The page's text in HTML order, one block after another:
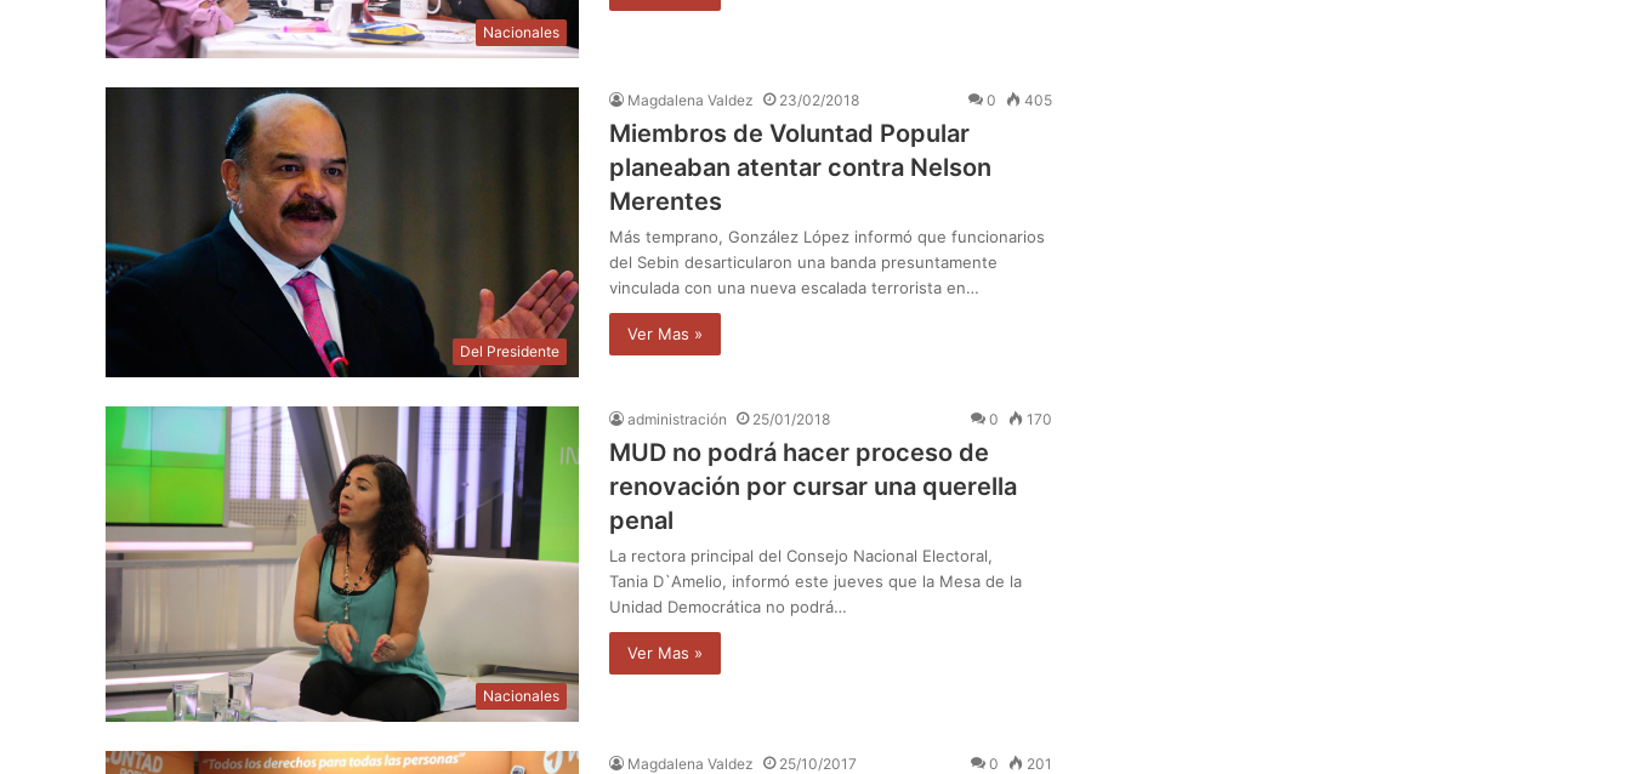
Nacionales
Del Presidente
Magdalena Valdez 23/02/2018 0 405
Miembros de Voluntad Popular
planeaban atentar contra Nelson
Merentes
Más temprano, González López informó que funcionarios
del Sebin desarticularon una banda presuntamente
vinculada con una nueva escalada terrorista en…
Ver Mas »
Nacionales
administración 25/01/2018 0 170
MUD no podrá hacer proceso de
renovación por cursar una querella
penal
La rectora principal del Consejo Nacional Electoral,
Tania D`Amelio, informó este jueves que la Mesa de la
Unidad Democrática no podrá…
Ver Mas »
Magdalena Valdez 25/10/2017 0 201